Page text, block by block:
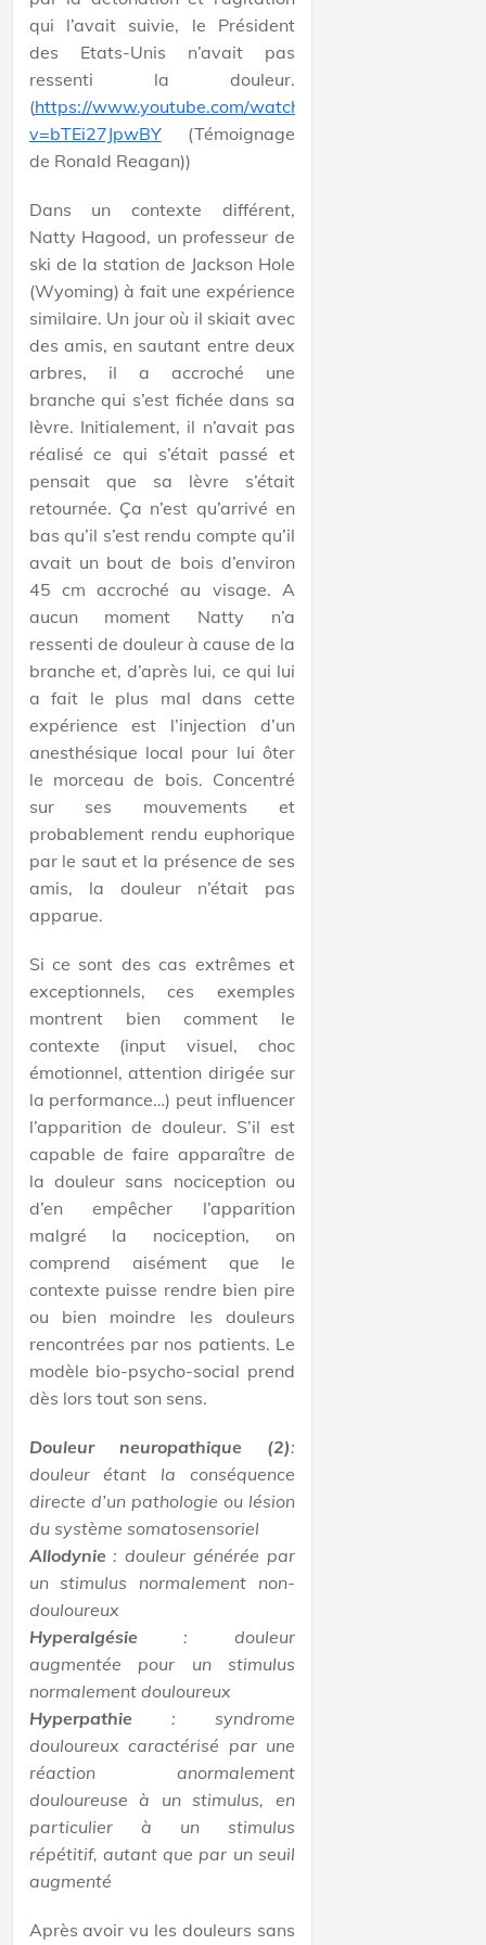
qui l’avait suivie, le Président
des Etats-Unis n’avait pas
ressenti la douleur.
(https://www.youtube.com/watch?
v=bTEi27JpwBY(Témoignage
de Ronald Reagan))
Dans un contexte différent,
Natty Hagood, un professeur de
ski de la station de Jackson Hole
(Wyoming) à fait une expérience
similaire. Un jour où il skiait avec
des amis, en sautant entre deux
arbres, il a accroché une
branche qui s’est fichée dans sa
lèvre. Initialement, il n’avait pas
réalisé ce qui s’était passé et
pensait que sa lèvre s’était
retournée. Ça n’est qu’arrivé en
bas qu’il s’est rendu compte qu’il
avait un bout de bois d’environ
45 cm accroché au visage. A
aucun moment Natty n’a
ressenti de douleur à cause de la
branche et, d’après lui, ce qui lui
a fait le plus mal dans cette
expérience est l’injection d’un
anesthésique local pour lui ôter
le morceau de bois. Concentré
sur ses mouvements et
probablement rendu euphorique
par le saut et la présence de ses
amis, la douleur n’était pas
apparue.
Si ce sont des cas extrêmes et
exceptionnels, ces exemples
montrent bien comment le
contexte (input visuel, choc
émotionnel, attention dirigée sur
la performance…) peut influencer
l’apparition de douleur. S’il est
capable de faire apparaître de
la douleur sans nociception ou
d’en empêcher l’apparition
malgré la nociception, on
comprend aisément que le
contexte puisse rendre bien pire
ou bien moindre les douleurs
rencontrées par nos patients. Le
modèle bio-psycho-social prend
dès lors tout son sens.
Douleur neuropathique (2):
douleur étant la conséquence
directe d’un pathologie ou lésion
du système somatosensoriel
Allodynie: douleur générée par
un stimulus normalement non-
douloureux
Hyperalgésie : douleur
augmentée pour un stimulus
normalement douloureux
Hyperpathie : syndrome
douloureux caractérisé par une
réaction anormalement
douloureuse à un stimulus, en
particulier à un stimulus
répétitif, autant que par un seuil
augmenté
Après avoir vu les douleurs sans